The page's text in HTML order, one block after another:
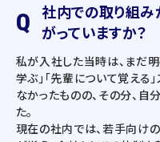
Q 社内での取り組み
がっていますか？
私が入社した当時は、まだ
学ぶ」「先輩について覚える
なかったものの、その分、
た。
現在の社内では、若手向け